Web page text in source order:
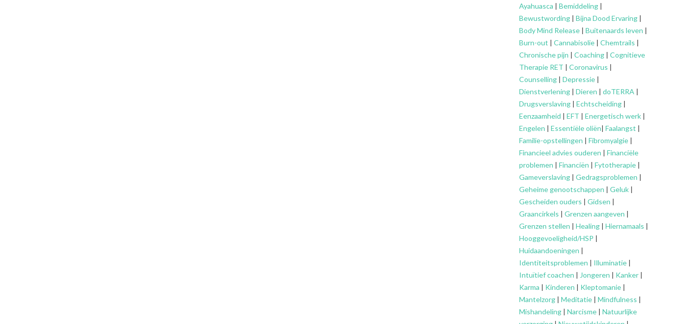
Ayahuasca | Bemiddeling |
Bewustwording | Bijna Dood Ervaring |
Body Mind Release | Buitenaards leven |
Burn-out | Cannabisolie | Chemtrails |
Chronische pijn | Coaching | Cognitieve
Therapie RET | Coronavirus |
Counselling | Depressie |
Dienstverlening | Dieren | doTERRA |
Drugsverslaving | Echtscheiding |
Eenzaamheid | EFT | Energetisch werk |
Engelen | Essentiële oliën| Faalangst |
Familie-opstellingen | Fibromyalgie |
Financieel advies ouderen | Financiële
problemen | Financiën | Fytotherapie |
Gameverslaving | Gedragsproblemen |
Geheime genootschappen | Geluk |
Gescheiden ouders | Gidsen |
Graancirkels | Grenzen aangeven |
Grenzen stellen | Healing | Hiernamaals |
Hooggevoeligheid/HSP |
Huidaandoeningen |
Identiteitsproblemen | Illuminatie |
Intuïtief coachen | Jongeren | Kanker |
Karma | Kinderen | Kleptomanie |
Mantelzorg | Meditatie | Mindfulness |
Mishandeling | Narcisme | Natuurlijke